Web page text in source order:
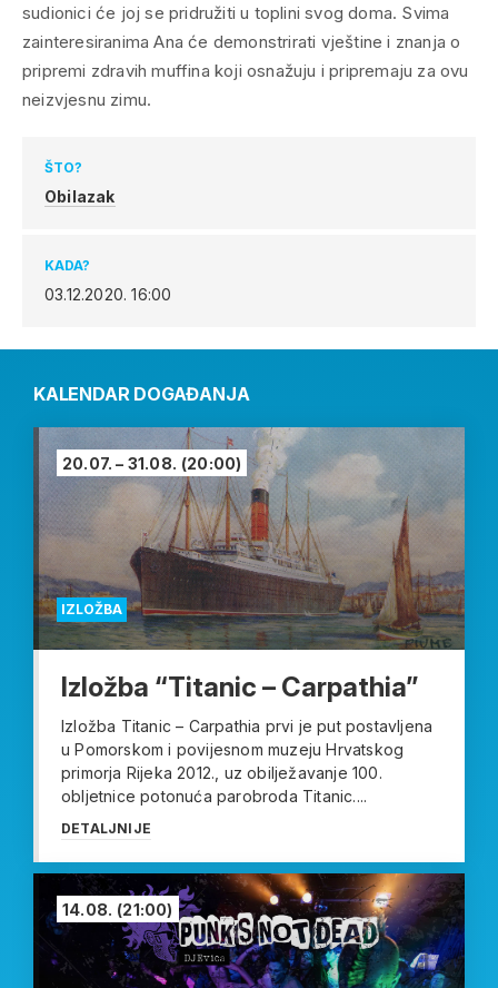
sudionici će joj se pridružiti u toplini svog doma. Svima
zainteresiranima Ana će demonstrirati vještine i znanja o
pripremi zdravih muffina koji osnažuju i pripremaju za ovu
neizvjesnu zimu.
ŠTO?
Obilazak
KADA?
03.12.2020.16:00
KALENDAR DOGAĐANJA
IZLOŽBA
20.07. – 31.08. (20:00)
Izložba “Titanic – Carpathia”
Izložba Titanic – Carpathia prvi je put postavljena
u Pomorskom i povijesnom muzeju Hrvatskog
primorja Rijeka 2012., uz obilježavanje 100.
obljetnice potonuća parobroda Titanic....
DETALJNIJE
14.08. (21:00)